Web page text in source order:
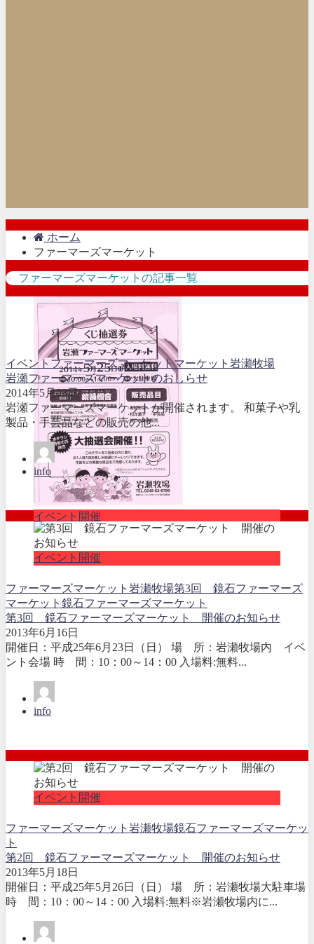
ホーム
ファーマーズマーケット
ファーマーズマーケットの記事一覧
イベント開催
イベント ファーマーズマーケットマーケット 岩瀬牧場
岩瀬ファーマーズマーケットのおしらせ
2014年5月23日
岩瀬ファーマーズマーケットが開催されます。 和菓子や乳
製品・手芸品などの販売の他...
info
イベント開催
ファーマーズマーケット 岩瀬牧場第3回 鏡石ファーマーズ
マーケット 鏡石ファーマーズマーケット
第3回 鏡石ファーマーズマーケット 開催のお知らせ
2013年6月16日
開催日：平成25年6月23日（日） 場 所：岩瀬牧場内 イベ
ント会場 時 間：10：00～14：00 入場料:無料...
info
イベント開催
ファーマーズマーケット 岩瀬牧場鏡石ファーマーズマーケッ
ト
第2回 鏡石ファーマーズマーケット 開催のお知らせ
2013年5月18日
開催日：平成25年5月26日（日） 場 所：岩瀬牧場大駐車場
時 間：10：00～14：00 入場料:無料※岩瀬牧場内に...